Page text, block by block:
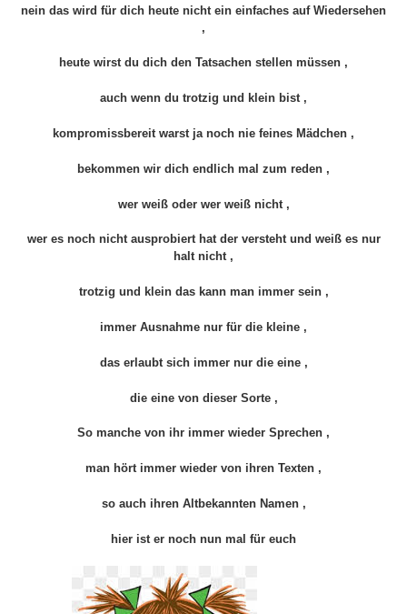
nein das wird für dich heute nicht ein einfaches auf Wiedersehen
,
heute wirst du dich den Tatsachen stellen müssen ,
auch wenn du trotzig und klein bist ,
kompromissbereit warst ja noch nie feines Mädchen ,
bekommen wir dich endlich mal zum reden ,
wer weiß oder wer weiß nicht ,
wer es noch nicht ausprobiert hat der versteht und weiß es nur
halt nicht ,
trotzig und klein das kann man immer sein ,
immer Ausnahme nur für die kleine ,
das erlaubt sich immer nur die eine ,
die eine von dieser Sorte ,
So manche von ihr immer wieder Sprechen ,
man hört immer wieder von ihren Texten ,
so auch ihren Altbekannten Namen ,
hier ist er noch nun mal für euch